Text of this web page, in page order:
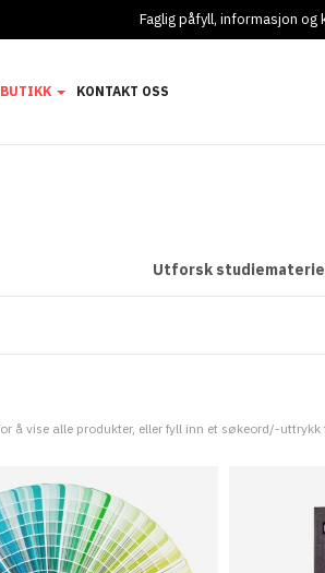
Faglig påfyll, informasjon
KONTAKT OSS
Utforsk
å vise alle produkter, eller fyll inn et søkeord/-